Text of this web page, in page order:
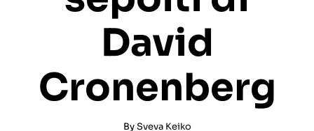
David
Cronenberg
BySveva Keiko